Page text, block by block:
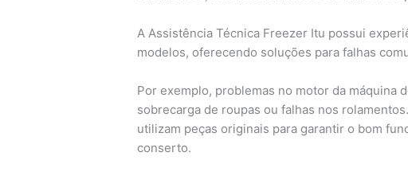
A Assistência Técnica Freezer Itu possui
modelos, oferecendo soluções para falhas
Por exemplo, problemas no motor da máquina
sobrecarga de roupas ou falhas nos
utilizam peças originais para garantir o bom
conserto.